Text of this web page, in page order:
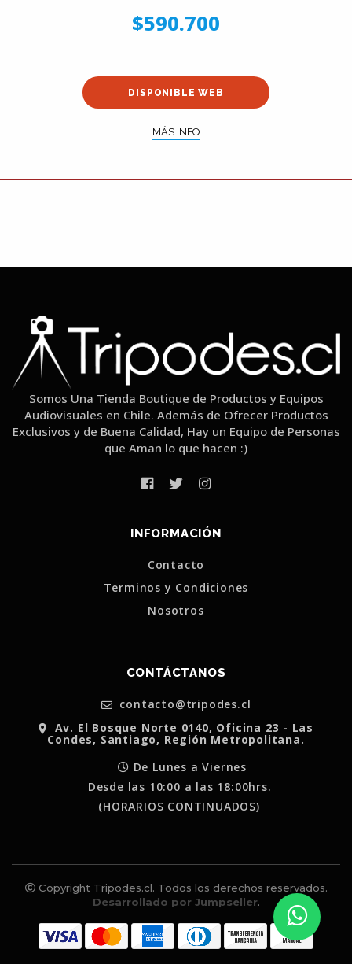
$590.700
DISPONIBLE WEB
MÁS INFO
Somos Una Tienda Boutique de Productos y Equipos
Audiovisuales en Chile. Además de Ofrecer Productos
Exclusivos y de Buena Calidad, Hay un Equipo de Personas
que Aman lo que hacen :)
INFORMACIÓN
Contacto
Terminos y Condiciones
Nosotros
CONTÁCTANOS
contacto@tripodes.cl
Av. El Bosque Norte 0140, Oficina 23 - Las
Condes, Santiago, Región Metropolitana.
De Lunes a Viernes
Desde las 10:00 a las 18:00hrs.
(HORARIOS CONTINUADOS)
Copyright Tripodes.cl. Todos los derechos reservados.
Desarrollado por Jumpseller.